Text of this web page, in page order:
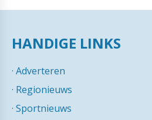
HANDIGE LINKS
· Adverteren
· Regionieuws
· Sportnieuws